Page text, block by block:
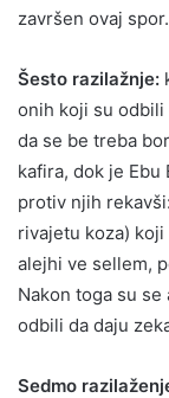
završen ovaj spor.
Šesto razilažnje:
onih koji su odbili
da se be treba
kafira, dok je
protiv njih
rivajetu koza)
alejhi ve sellem,
Nakon toga su
odbili da daju
Sedmo